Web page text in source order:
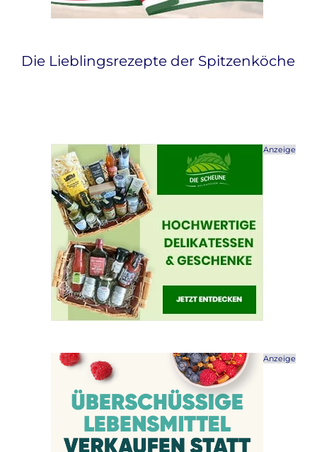
Die Lieblingsrezepte der Spitzenköche
Anzeige
Anzeige